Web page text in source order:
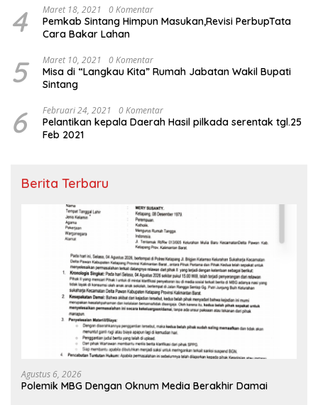
4 Maret 18, 2021 0 Komentar
Pemkab Sintang Himpun Masukan,Revisi PerbupTata
Cara Bakar Lahan
5 Maret 10, 2021 0 Komentar
Misa di “Langkau Kita” Rumah Jabatan Wakil Bupati
Sintang
6 Februari 24, 2021 0 Komentar
Pelantikan kepala Daerah Hasil pilkada serentak tgl.25
Feb 2021
Berita Terbaru
Agustus 6, 2026
Polemik MBG Dengan Oknum Media Berakhir Damai